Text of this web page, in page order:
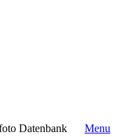
Datenbank
Menu